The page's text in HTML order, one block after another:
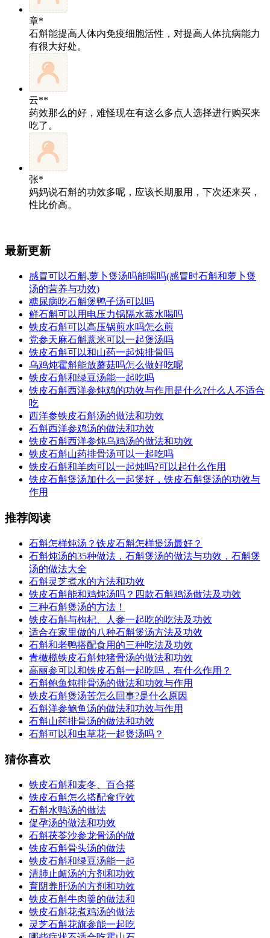
章*
石斛能提高人体内免疫细胞活性，对提高人体抗病能力
有很大好处。
云**
药效那么的好，难怪现在有这么多点人选择进行购买来
吃了。
张*
妈妈说石斛的功效多呢，应该长期服用，下次还来买，
性比价高。
最新更新
感冒可以石斛,萝卜煲汤吗能喝吗(感冒时石斛和萝卜煲
汤的营养与功效)
糖尿病吃石斛煲鸭子汤可以吗
鲜石斛可以用电压力锅隔水蒸水喝吗
铁皮石斛可以高压锅煎水吗怎么煎
党参天麻石斛薏米可以一起煲汤吗
铁皮石斛可以和山药一起炖排骨吗
乌鸡炖霍斛能放蘑菇吗怎么做好吃呢
铁皮石斛和绿豆汤能一起吃吗
铁皮石斛西洋参炖鸡的功效与作用是什么?什么人不适合
吃
西洋参铁皮石斛汤的做法和功效
石斛西洋参鸡汤的做法和功效
铁皮石斛西洋参炖乌鸡汤的做法和功效
铁皮石斛山药排骨汤可以一起吃吗
铁皮石斛和羊肉可以一起炖吗?可以起什么作用
铁皮石斛煲汤加什么一起煲好，铁皮石斛煲汤的功效与
作用
推荐阅读
石斛怎样炖汤？铁皮石斛怎样煲汤最好？
石斛炖汤的35种做法，石斛煲汤的做法与功效，石斛煲
汤的做法大全
石斛灵芝煮水的方法和功效
铁皮石斛能和鸡炖汤吗？四款石斛鸡汤做法及功效
三种石斛煲汤的方法！
铁皮石斛与枸杞、人参一起吃的吃法及功效
适合在家里做的八种石斛煲汤方法及功效
石斛和老鸭搭配食用的三种吃法及功效
青橄榄铁皮石斛炖猪骨汤的做法和功效
高丽参可以和铁皮石斛一起吃吗，有什么作用？
石斛鲍鱼炖排骨汤的做法和功效与作用
铁皮石斛煲汤苦怎么回事?是什么原因
石斛洋参鲍鱼汤的做法和功效与作用
石斛山药排骨汤的做法和功效
石斛可以和虫草花一起煲汤吗？
猜你喜欢
铁皮石斛和麦冬、百合搭
铁皮石斛怎么搭配食疗效
石斛水鸭汤的做法
促孕汤的做法和功效
石斛茯苓沙参龙骨汤的做
铁皮石斛骨头汤的做法
铁皮石斛和绿豆汤能一起
清肺止衄汤的方剂和功效
育阴养肝汤的方剂和功效
铁皮石斛牛肉羹的做法和
铁皮石斛花煮鸡汤的做法
灵芝石斛花旗参能一起吃